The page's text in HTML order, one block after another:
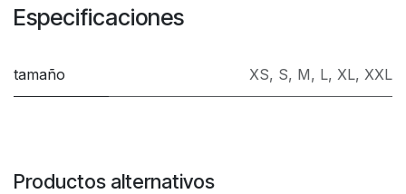
Especificaciones
tamaño XS, S, M, L, XL, XXL
Productos alternativos